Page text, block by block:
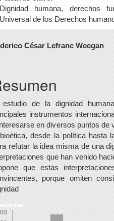
Dignidad humana, derechos
Universal de los Derechos
César Lefranc Weegan
estudio de la dignidad
instrumentos
en diversos puntos de
desde la política hasta
refutar la idea misma de una
que han venido
que estas
porque omiten